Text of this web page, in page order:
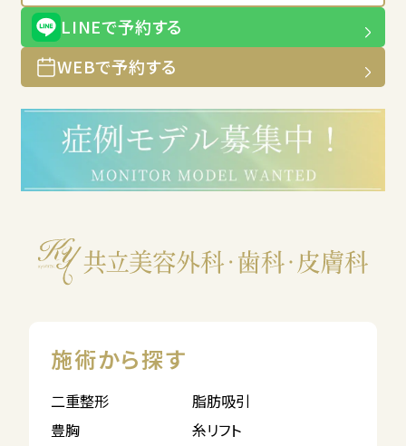
LINEで予約する
WEBで予約する
施術から探す
二重整形
脂肪吸引
豊胸
糸リフト